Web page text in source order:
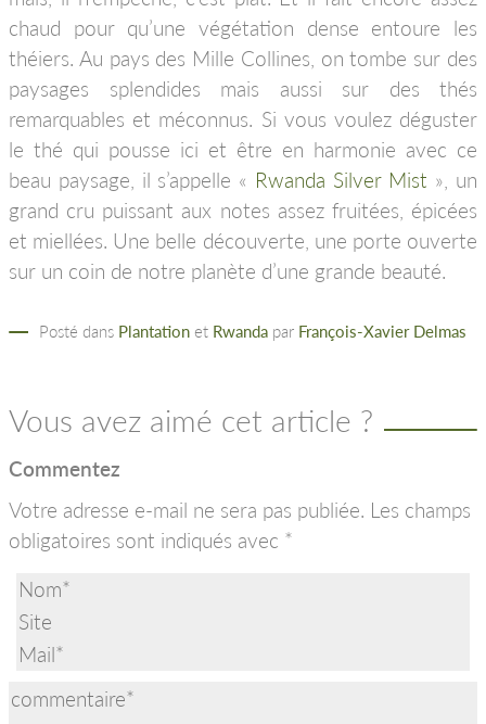
chaud pour qu’une végétation dense entoure les
théiers. Au pays des Mille Collines, on tombe sur des
paysages splendides mais aussi sur des thés
remarquables et méconnus. Si vous voulez déguster
le thé qui pousse ici et être en harmonie avec ce
beau paysage, il s’appelle « Rwanda Silver Mist », un
grand cru puissant aux notes assez fruitées, épicées
et miellées. Une belle découverte, une porte ouverte
sur un coin de notre planète d’une grande beauté.
Posté dans Plantation et Rwanda par François-Xavier Delmas
Vous avez aimé cet article ?
Commentez
Votre adresse e-mail ne sera pas publiée. Les champs
obligatoires sont indiqués avec *